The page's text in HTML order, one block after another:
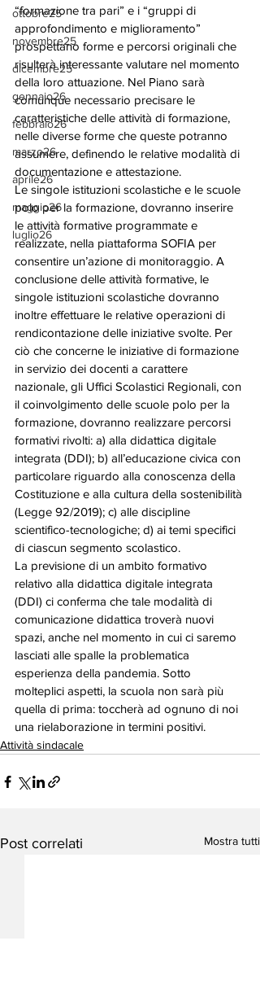
ottobre25
novembre25
dicembre25
gennaio26
febbraio26
marzo26
aprile26
maggio26
luglio26
“formazione tra pari” e i “gruppi di
approfondimento e miglioramento”
prospettano forme e percorsi originali che
risulterà interessante valutare nel momento
della loro attuazione. Nel Piano sarà
comunque necessario precisare le
caratteristiche delle attività di formazione,
nelle diverse forme che queste potranno
assumere, definendo le relative modalità di
documentazione e attestazione.
Le singole istituzioni scolastiche e le scuole
polo per la formazione, dovranno inserire
le attività formative programmate e
realizzate, nella piattaforma SOFIA per
consentire un’azione di monitoraggio. A
conclusione delle attività formative, le
singole istituzioni scolastiche dovranno
inoltre effettuare le relative operazioni di
rendicontazione delle iniziative svolte. Per
ciò che concerne le iniziative di formazione
in servizio dei docenti a carattere
nazionale, gli Uffici Scolastici Regionali, con
il coinvolgimento delle scuole polo per la
formazione, dovranno realizzare percorsi
formativi rivolti: a) alla didattica digitale
integrata (DDI); b) all’educazione civica con
particolare riguardo alla conoscenza della
Costituzione e alla cultura della sostenibilità
(Legge 92/2019); c) alle discipline
scientifico-tecnologiche; d) ai temi specifici
di ciascun segmento scolastico.
La previsione di un ambito formativo
relativo alla didattica digitale integrata
(DDI) ci conferma che tale modalità di
comunicazione didattica troverà nuovi
spazi, anche nel momento in cui ci saremo
lasciati alle spalle la problematica
esperienza della pandemia. Sotto
molteplici aspetti, la scuola non sarà più
quella di prima: toccherà ad ognuno di noi
una rielaborazione in termini positivi.
Attività sindacale
Post correlati Mostra tutti